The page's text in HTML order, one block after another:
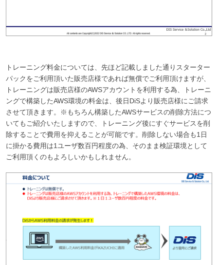
トレーニング料金については、先ほど記載しました通りスターター
パックをご利用頂いた販売店様であれば無償でご利用頂けますが、
トレーニングは販売店様のAWSアカウントを利用する為、トレーニ
ングで構築したAWS環境の料金は、後日DiSより販売店様にご請求
させて頂きます。※もちろん構築したAWSサービスの削除方法につ
いてもご紹介いたしますので、トレーニング後にすぐサービスを削
除することで費用を抑えることが可能です。削除しない場合も1日
に掛かる費用は1ユーザ数百円程度の為、そのまま検証環境として
ご利用頂くのもよろしいかもしれません。